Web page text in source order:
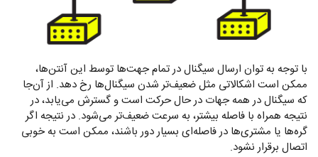
با توجه به توان ارسال سیگنال در تمام جهت‌ها توسط این آنتن‌ها،
ممکن است اشکالاتی مثل ضعیف‌تر شدن سیگنال‌ها رخ دهد. از آن‌جا
که سیگنال در همه جهات در حال حرکت است و گسترش می‌یابد، در
نتیجه همراه با فاصله بیشتر، به سرعت ضعیف‌تر می‌شود. در نتیجه اگر
گره‌ها یا مشتری‌ها در فاصله‌ای بسیار دور باشند، ممکن است به خوبی
اتصال برقرار نشود.